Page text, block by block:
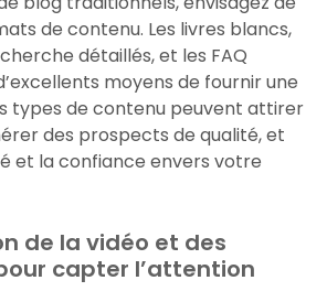
de contenu. Les livres blancs,
détaillés, et les FAQ
moyens de fournir une
types de contenu peuvent attirer
des prospects de qualité, et
et la confiance envers votre
de la vidéo et des
capter l’attention